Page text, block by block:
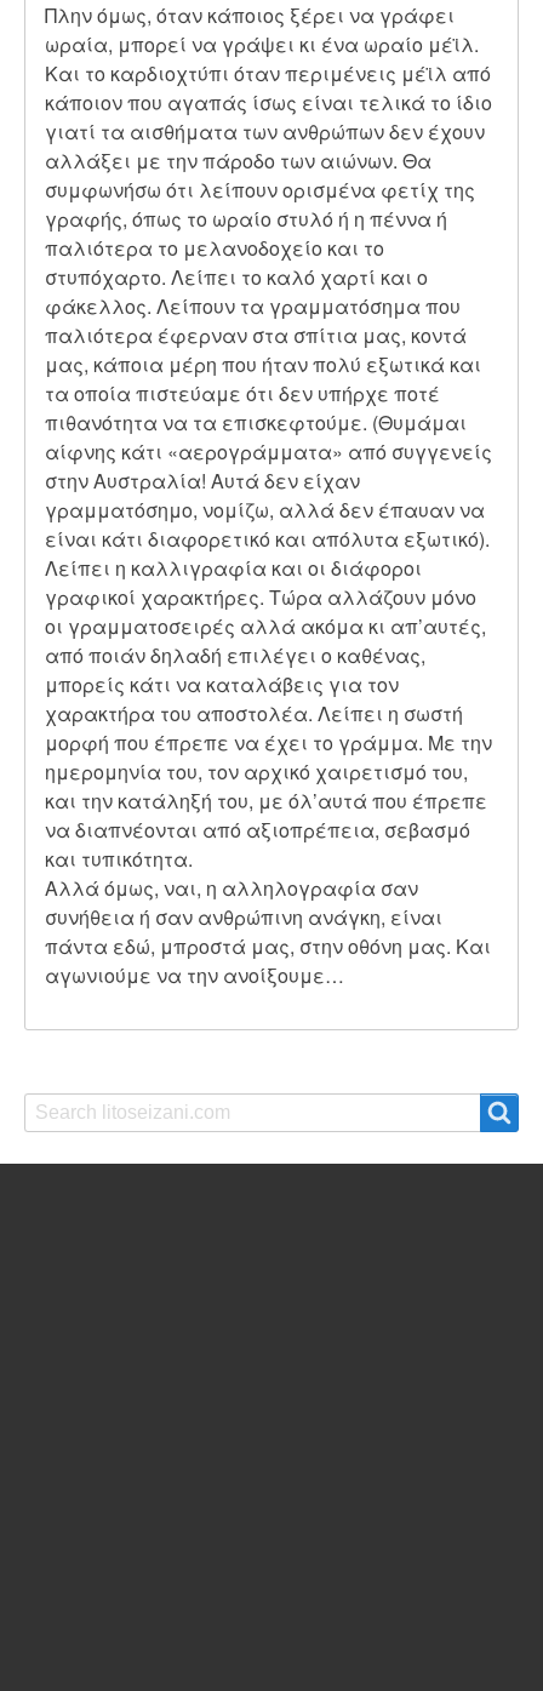
Πλην όμως, όταν κάποιος ξέρει να γράφει
ωραία, μπορεί να γράψει κι ένα ωραίο μέϊλ.
Και το καρδιοχτύπι όταν περιμένεις μέϊλ από
κάποιον που αγαπάς ίσως είναι τελικά το ίδιο
γιατί τα αισθήματα των ανθρώπων δεν έχουν
αλλάξει με την πάροδο των αιώνων. Θα
συμφωνήσω ότι λείπουν ορισμένα φετίχ της
γραφής, όπως το ωραίο στυλό ή η πέννα ή
παλιότερα το μελανοδοχείο και το
στυπόχαρτο. Λείπει το καλό χαρτί και ο
φάκελλος. Λείπουν τα γραμματόσημα που
παλιότερα έφερναν στα σπίτια μας, κοντά
μας, κάποια μέρη που ήταν πολύ εξωτικά και
τα οποία πιστεύαμε ότι δεν υπήρχε ποτέ
πιθανότητα να τα επισκεφτούμε. (Θυμάμαι
αίφνης κάτι «αερογράμματα» από συγγενείς
στην Αυστραλία! Αυτά δεν είχαν
γραμματόσημο, νομίζω, αλλά δεν έπαυαν να
είναι κάτι διαφορετικό και απόλυτα εξωτικό).
Λείπει η καλλιγραφία και οι διάφοροι
γραφικοί χαρακτήρες. Τώρα αλλάζουν μόνο
οι γραμματοσειρές αλλά ακόμα κι απ’αυτές,
από ποιάν δηλαδή επιλέγει ο καθένας,
μπορείς κάτι να καταλάβεις για τον
χαρακτήρα του αποστολέα. Λείπει η σωστή
μορφή που έπρεπε να έχει το γράμμα. Με την
ημερομηνία του, τον αρχικό χαιρετισμό του,
και την κατάληξή του, με όλ’αυτά που έπρεπε
να διαπνέονται από αξιοπρέπεια, σεβασμό
και τυπικότητα.
Αλλά όμως, ναι, η αλληλογραφία σαν
συνήθεια ή σαν ανθρώπινη ανάγκη, είναι
πάντα εδώ, μπροστά μας, στην οθόνη μας. Και
αγωνιούμε να την ανοίξουμε…
Search
Search